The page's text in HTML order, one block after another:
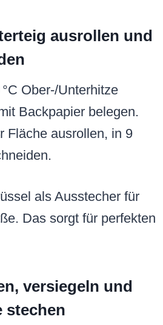
ausrollen und
Ober-/Unterhitze
Backpapier belegen.
Fläche ausrollen, in 9
als Ausstecher für
Das sorgt für perfekten
versiegeln und
stechen